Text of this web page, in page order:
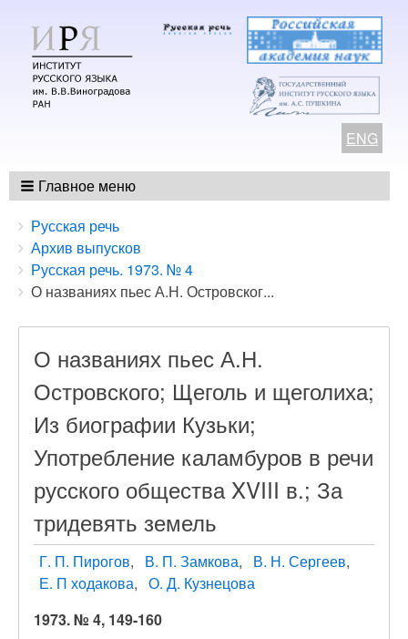
ENG
Главное меню
Breadcrumbs
You
are
here:
Русская речь
Архив выпусков
Русская речь. 1973. № 4
О названиях пьес А.Н. Островског...
О названиях пьес А.Н.
Островского; Щеголь и щеголиха;
Из биографии Кузьки;
Употребление каламбуров в речи
русского общества XVIII в.; За
тридевять земель
Г. П. Пирогов В. П. Замкова
В. Н. Сергеев
Е. П ходакова
О. Д. Кузнецова
1973. № 4, 149-160